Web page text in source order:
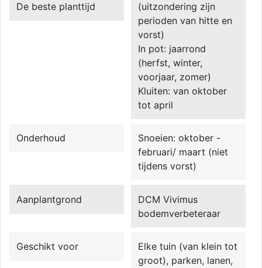
De beste planttijd
(uitzondering zijn
perioden van hitte en
vorst)
In pot: jaarrond
(herfst, winter,
voorjaar, zomer)
Kluiten: van oktober
tot april
Onderhoud
Snoeien: oktober -
februari/ maart (niet
tijdens vorst)
Aanplantgrond
DCM Vivimus
bodemverbeteraar
Geschikt voor
Elke tuin (van klein tot
groot), parken, lanen,